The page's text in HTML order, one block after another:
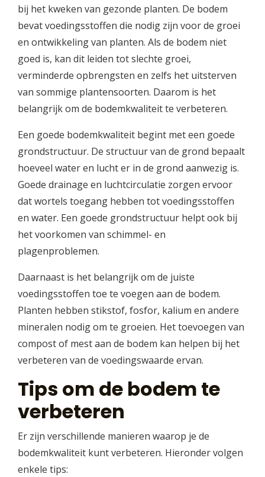
bij het kweken van gezonde planten. De bodem
bevat voedingsstoffen die nodig zijn voor de groei
en ontwikkeling van planten. Als de bodem niet
goed is, kan dit leiden tot slechte groei,
verminderde opbrengsten en zelfs het uitsterven
van sommige plantensoorten. Daarom is het
belangrijk om de bodemkwaliteit te verbeteren.
Een goede bodemkwaliteit begint met een goede
grondstructuur. De structuur van de grond bepaalt
hoeveel water en lucht er in de grond aanwezig is.
Goede drainage en luchtcirculatie zorgen ervoor
dat wortels toegang hebben tot voedingsstoffen
en water. Een goede grondstructuur helpt ook bij
het voorkomen van schimmel- en
plagenproblemen.
Daarnaast is het belangrijk om de juiste
voedingsstoffen toe te voegen aan de bodem.
Planten hebben stikstof, fosfor, kalium en andere
mineralen nodig om te groeien. Het toevoegen van
compost of mest aan de bodem kan helpen bij het
verbeteren van de voedingswaarde ervan.
Tips om de bodem te
verbeteren
Er zijn verschillende manieren waarop je de
bodemkwaliteit kunt verbeteren. Hieronder volgen
enkele tips: